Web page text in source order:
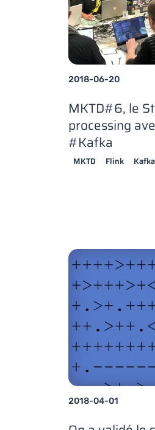
2018-06-20
MKTD#6, le
processing
#Kafka
MKTD Flink Kafka
2018-04-01